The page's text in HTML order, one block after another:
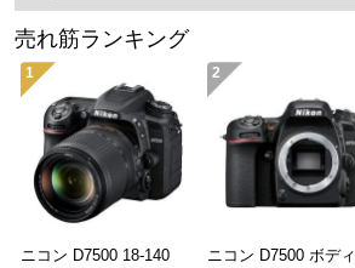
売れ筋ランキング
1
ニコン D7500 18-140
2
ニコン D7500 ボディ